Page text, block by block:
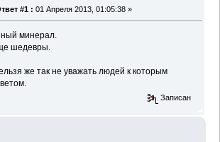
#1 : 01 Апреля 2013, 01:05:38 »
минерал.
шедевры.
же так не уважать людей к которым
Записан